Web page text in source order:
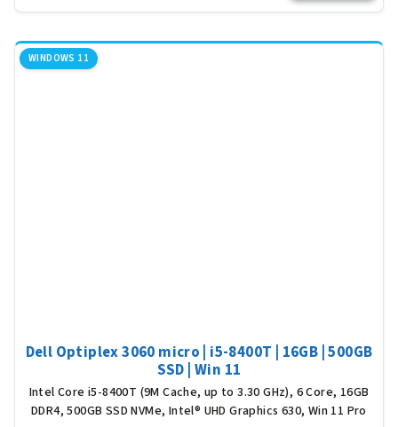
WINDOWS 11
Dell Optiplex 3060 micro | i5-8400T | 16GB | 500GB
SSD | Win 11
Intel Core i5-8400T (9M Cache, up to 3.30 GHz), 6 Core, 16GB
DDR4, 500GB SSD NVMe, Intel® UHD Graphics 630, Win 11 Pro